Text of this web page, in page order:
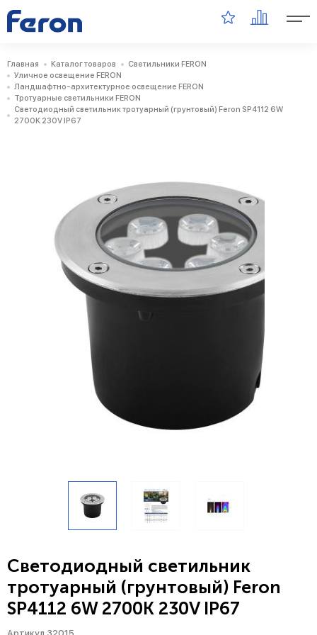
Главная Каталог товаров
Светильники FERON
Уличное освещение FERON
Ландшафтно-архитектурное освещение FERON
Тротуарные светильники FERON
Светодиодный светильник тротуарный (грунтовый) Feron SP4112 6W
2700K 230V IP67
Светодиодный светильник
тротуарный (грунтовый) Feron
SP4112 6W 2700K 230V IP67